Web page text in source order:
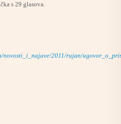
s 29 glasova.
2011/rujan/